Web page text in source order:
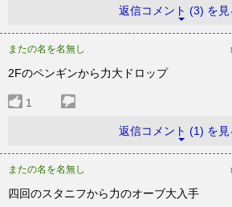
返信コメント (3) を見
またの名を名無し
2Fのペンギンから力大ドロップ
1
返信コメント (1) を見
またの名を名無し
四回のスタニフから力のオーブ大入手